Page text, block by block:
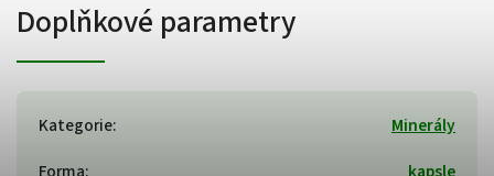
Doplňkové parametry
Kategorie:
Minerály